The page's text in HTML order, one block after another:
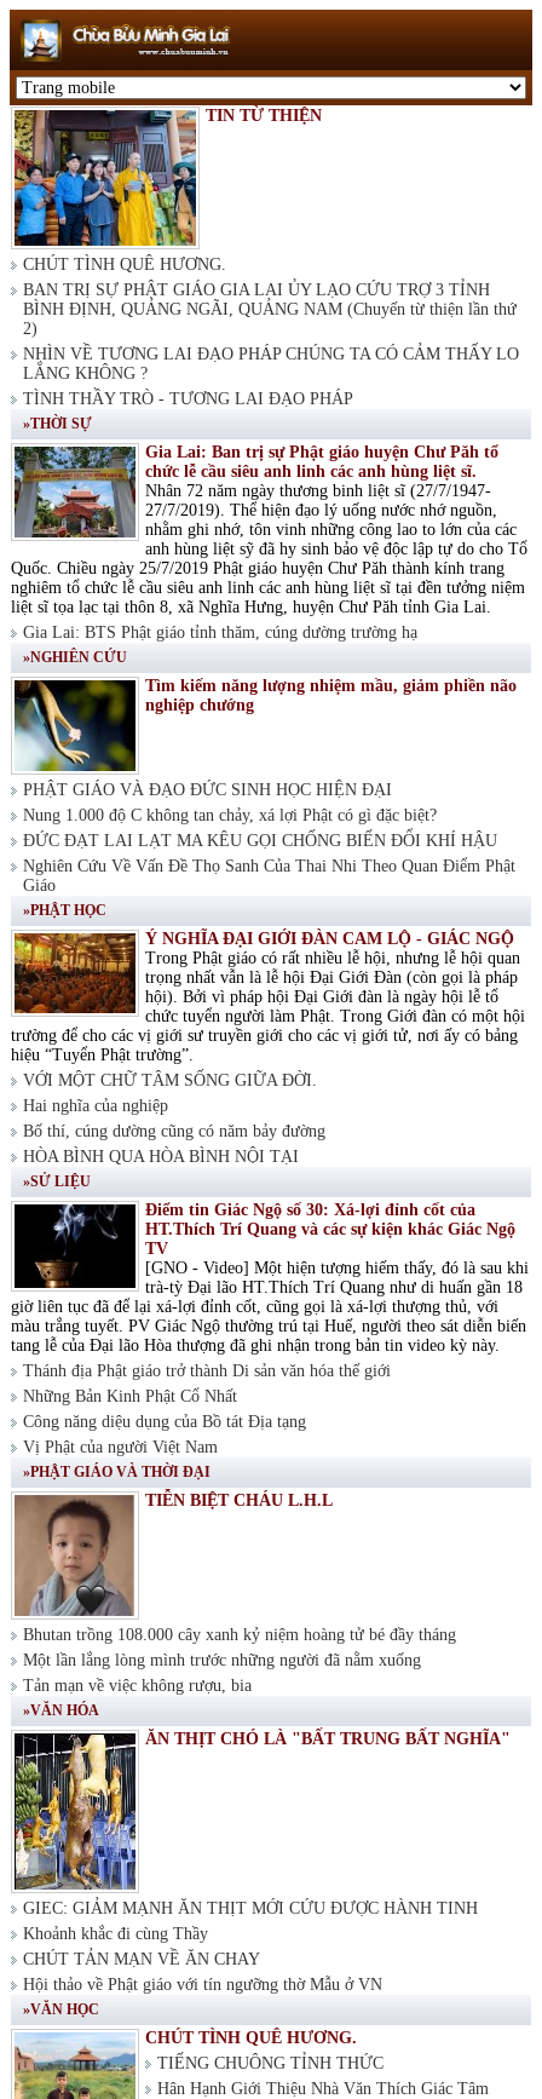
TIN TỪ THIỆN
CHÚT TÌNH QUÊ HƯƠNG.
BAN TRỊ SỰ PHẬT GIÁO GIA LAI ỦY LẠO CỨU TRỢ 3 TỈNH
BÌNH ĐỊNH, QUẢNG NGÃI, QUẢNG NAM (Chuyến từ thiện lần thứ
2)
NHÌN VỀ TƯƠNG LAI ĐẠO PHÁP CHÚNG TA CÓ CẢM THẤY LO
LẮNG KHÔNG ?
TÌNH THẦY TRÒ - TƯƠNG LAI ĐẠO PHÁP
»THỜI SỰ
Gia Lai: Ban trị sự Phật giáo huyện Chư Păh tổ
chức lễ cầu siêu anh linh các anh hùng liệt sĩ.
Nhân 72 năm ngày thương binh liệt sĩ (27/7/1947-
27/7/2019). Thể hiện đạo lý uống nước nhớ nguồn,
nhằm ghi nhớ, tôn vinh những công lao to lớn của các
anh hùng liệt sỹ đã hy sinh bảo vệ độc lập tự do cho Tổ
Quốc. Chiều ngày 25/7/2019 Phật giáo huyện Chư Păh thành kính trang
nghiêm tổ chức lễ cầu siêu anh linh các anh hùng liệt sĩ tại đền tưởng niệm
liệt sĩ tọa lạc tại thôn 8, xã Nghĩa Hưng, huyện Chư Păh tỉnh Gia Lai.
Gia Lai: BTS Phật giáo tỉnh thăm, cúng dường trường hạ
»NGHIÊN CỨU
Tìm kiếm năng lượng nhiệm mầu, giảm phiền não
nghiệp chướng
PHẬT GIÁO VÀ ĐẠO ĐỨC SINH HỌC HIỆN ĐẠI
Nung 1.000 độ C không tan chảy, xá lợi Phật có gì đặc biệt?
ĐỨC ĐẠT LAI LẠT MA KÊU GỌI CHỐNG BIẾN ĐỔI KHÍ HẬU
Nghiên Cứu Về Vấn Đề Thọ Sanh Của Thai Nhi Theo Quan Điểm Phật
Giáo
»PHẬT HỌC
Ý NGHĨA ĐẠI GIỚI ĐÀN CAM LỘ - GIÁC NGỘ
Trong Phật giáo có rất nhiều lễ hội, nhưng lễ hội quan
trọng nhất vẫn là lễ hội Đại Giới Đàn (còn gọi là pháp
hội). Bởi vì pháp hội Đại Giới đàn là ngày hội lễ tổ
chức tuyển người làm Phật. Trong Giới đàn có một hội
trường để cho các vị giới sư truyền giới cho các vị giới tử, nơi ấy có bảng
hiệu “Tuyển Phật trường”.
VỚI MỘT CHỮ TÂM SỐNG GIỮA ĐỜI.
Hai nghĩa của nghiệp
Bố thí, cúng dường cũng có năm bảy đường
HÒA BÌNH QUA HÒA BÌNH NỘI TẠI
»SỬ LIỆU
Điểm tin Giác Ngộ số 30: Xá-lợi đỉnh cốt của
HT.Thích Trí Quang và các sự kiện khác Giác Ngộ
TV
[GNO - Video] Một hiện tượng hiếm thấy, đó là sau khi
trà-tỳ Đại lão HT.Thích Trí Quang như di huấn gần 18
giờ liên tục đã để lại xá-lợi đỉnh cốt, cũng gọi là xá-lợi thượng thủ, với
màu trắng tuyết. PV Giác Ngộ thường trú tại Huế, người theo sát diễn biến
tang lễ của Đại lão Hòa thượng đã ghi nhận trong bản tin video kỳ này.
Thánh địa Phật giáo trở thành Di sản văn hóa thế giới
Những Bản Kinh Phật Cổ Nhất
Công năng diệu dụng của Bồ tát Địa tạng
Vị Phật của người Việt Nam
»PHẬT GIÁO VÀ THỜI ĐẠI
TIỄN BIỆT CHÁU L.H.L
Bhutan trồng 108.000 cây xanh kỷ niệm hoàng tử bé đầy tháng
Một lần lắng lòng mình trước những người đã nằm xuống
Tản mạn về việc không rượu, bia
»VĂN HÓA
ĂN THỊT CHÓ LÀ "BẤT TRUNG BẤT NGHĨA"
GIEC: GIẢM MẠNH ĂN THỊT MỚI CỨU ĐƯỢC HÀNH TINH
Khoảnh khắc đi cùng Thầy
CHÚT TẢN MẠN VỀ ĂN CHAY
Hội thảo về Phật giáo với tín ngưỡng thờ Mẫu ở VN
»VĂN HỌC
CHÚT TÌNH QUÊ HƯƠNG.
TIẾNG CHUÔNG TỈNH THỨC
Hân Hạnh Giới Thiệu Nhà Văn Thích Giác Tâm